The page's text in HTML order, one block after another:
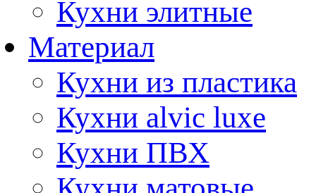
Кухни элитные
Материал
Кухни из пластика
Кухни alvic luxe
Кухни ПВХ